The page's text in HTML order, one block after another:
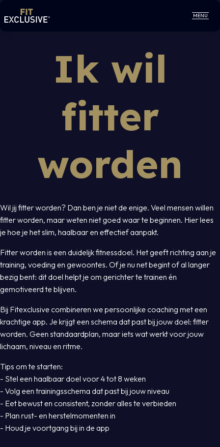
MENU
Ik wil
fitter
worden
Wil jij fitter worden? Dan ben je niet de enige. Veel mensen willen
fitter worden, maar weten niet goed waar te beginnen. Hier lees
je hoe je het slim, haalbaar en effectief aanpakt.
Fitter worden is een duidelijk fitnessdoel. Het geeft richting aan je
training, voeding en gewoontes. Of je nu net begint of al langer
bezig bent: dit doel helpt je om gerichter te trainen én
gemotiveerd te blijven.
Bij Fitexclusive combineren we persoonlijke coaching met een
krachtige app. Je krijgt een schema dat past bij jouw doel: fitter
worden. Geen standaardplan, maar iets wat werkt voor jouw
lichaam, niveau en ritme.
Tips om te starten:
- Stel een haalbaar doel voor 4 tot 8 weken
- Volg een trainingsschema dat past bij jouw niveau
- Eet bewust en consistent, zonder alles te verbieden
- Plan rust- en herstelmomenten in
- Houd je voortgang bij in de app